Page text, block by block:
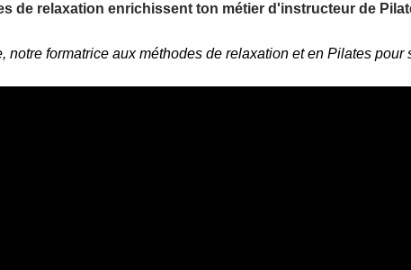
de relaxation enrichissent ton métier d'instructeur de
notre formatrice aux méthodes de relaxation et en Pilates